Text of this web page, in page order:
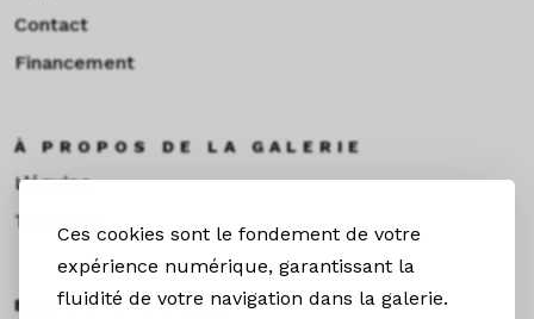
Ces cookies sont le fondement de votre
expérience numérique, garantissant la
fluidité de votre navigation dans la galerie.
Contact
Financement
À PROPOS DE LA GALERIE
L’équipe
Toulouse
EXPOS & ACTUS